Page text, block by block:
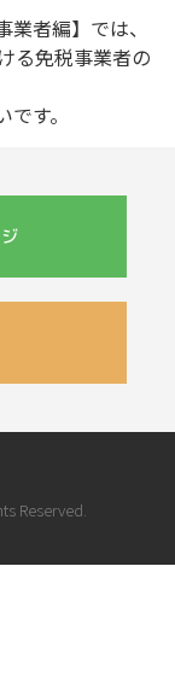
者編】では、
る免税事業者の
す。
Reserved.